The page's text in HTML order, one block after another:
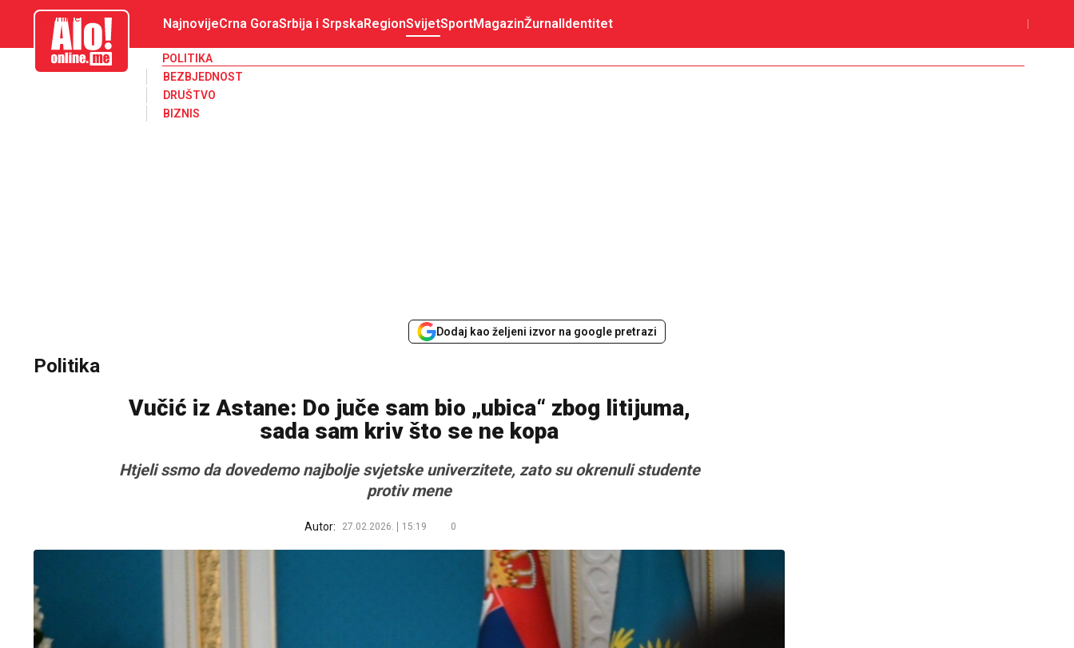
aloonline.me NajnovijeCrna GoraSrbija i SrpskaRegionSvijetSportMagazinŽurnalIdentitet
POLITIKA
BEZBJEDNOST
DRUŠTVO
BIZNIS
Dodaj kao željeni izvor na google pretrazi
Politika
Vučić iz Astane: Do juče sam bio „ubica“ zbog litijuma,
sada sam kriv što se ne kopa
Htjeli ssmo da dovedemo najbolje svjetske univerzitete, zato su okrenuli studente
protiv mene
Autor: 27.02.2026. 15:19 0